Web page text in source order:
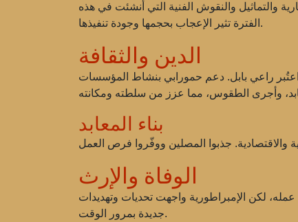
والتماثيل والنقوش الفنية التي أنشئت في هذه
الفترة تثير الإعجاب بحجمها وجودة تنفيذها.
الدين والثقافة
اعتُبر راعي بابل. دعم حمورابي بنشاط المؤسسات
بناء المعابد
الوفاة والإرث
أبناؤه في عمله، لكن الإمبراطورية واجهت تحديات وتهديدات
جديدة بمرور الوقت.